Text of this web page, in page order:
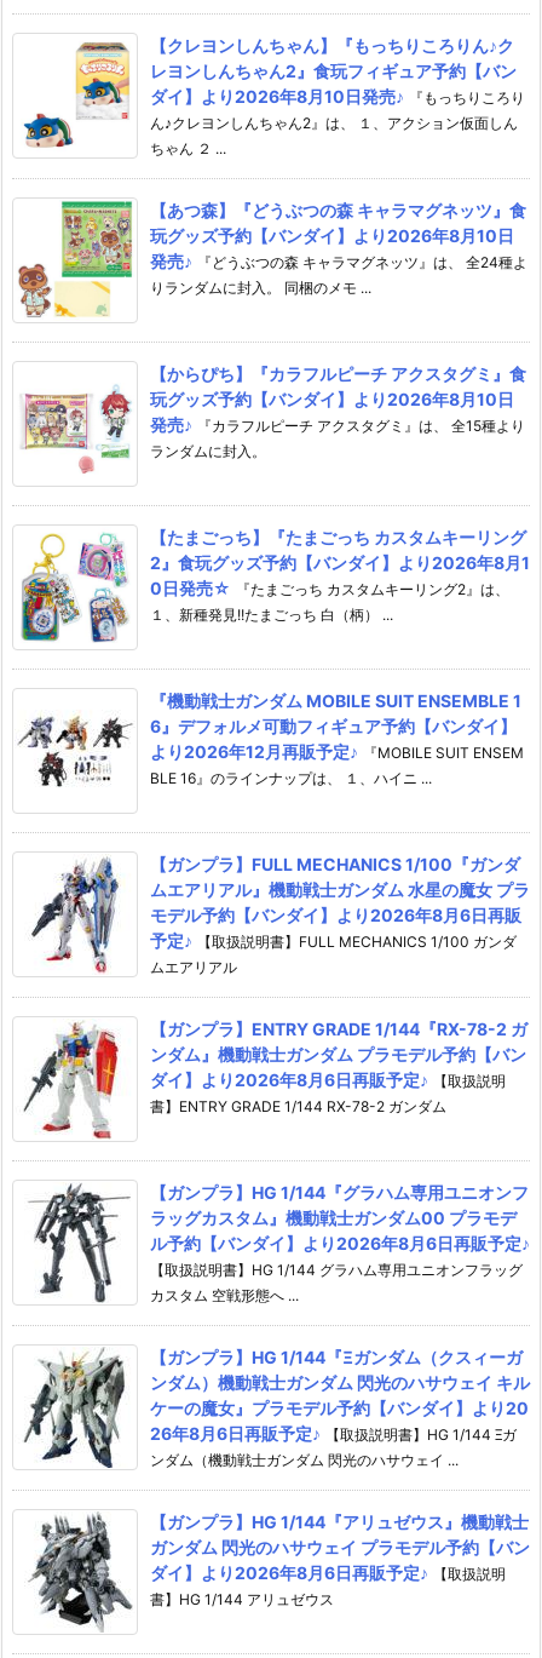
【クレヨンしんちゃん】『もっちりころりん♪ク
レヨンしんちゃん2』食玩フィギュア予約【バン
ダイ】より2026年8月10日発売♪
『もっちりころり
ん♪クレヨンしんちゃん2』は、 １、アクション仮面しん
ちゃん ２ ...
【あつ森】『どうぶつの森 キャラマグネッツ』食
玩グッズ予約【バンダイ】より2026年8月10日
発売♪
『どうぶつの森 キャラマグネッツ』は、 全24種よ
りランダムに封入。 同梱のメモ ...
【からぴち】『カラフルピーチ アクスタグミ』食
玩グッズ予約【バンダイ】より2026年8月10日
発売♪
『カラフルピーチ アクスタグミ』は、 全15種より
ランダムに封入。
【たまごっち】『たまごっち カスタムキーリング
2』食玩グッズ予約【バンダイ】より2026年8月1
0日発売☆
『たまごっち カスタムキーリング2』は、
１、新種発見!!たまごっち 白（柄） ...
『機動戦士ガンダム MOBILE SUIT ENSEMBLE 1
6』デフォルメ可動フィギュア予約【バンダイ】
より2026年12月再販予定♪
『MOBILE SUIT ENSEM
BLE 16』のラインナップは、 １、ハイニ ...
【ガンプラ】FULL MECHANICS 1/100『ガンダ
ムエアリアル』機動戦士ガンダム 水星の魔女 プラ
モデル予約【バンダイ】より2026年8月6日再販
予定♪
【取扱説明書】FULL MECHANICS 1/100 ガンダ
ムエアリアル
【ガンプラ】ENTRY GRADE 1/144『RX-78-2 ガ
ンダム』機動戦士ガンダム プラモデル予約【バン
ダイ】より2026年8月6日再販予定♪
【取扱説明
書】ENTRY GRADE 1/144 RX-78-2 ガンダム
【ガンプラ】HG 1/144『グラハム専用ユニオンフ
ラッグカスタム』機動戦士ガンダム00 プラモデ
ル予約【バンダイ】より2026年8月6日再販予定♪
【取扱説明書】HG 1/144 グラハム専用ユニオンフラッグ
カスタム 空戦形態へ ...
【ガンプラ】HG 1/144『Ξガンダム（クスィーガ
ンダム）機動戦士ガンダム 閃光のハサウェイ キル
ケーの魔女』プラモデル予約【バンダイ】より20
26年8月6日再販予定♪
【取扱説明書】HG 1/144 Ξガ
ンダム（機動戦士ガンダム 閃光のハサウェイ ...
【ガンプラ】HG 1/144『アリュゼウス』機動戦士
ガンダム 閃光のハサウェイ プラモデル予約【バン
ダイ】より2026年8月6日再販予定♪
【取扱説明
書】HG 1/144 アリュゼウス